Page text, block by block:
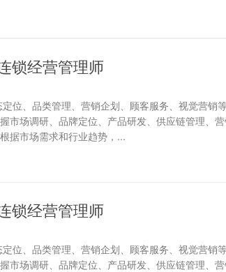
锁经营管理师
位、品类管理、营销企划、顾客服务、视觉营销
市场调研、品牌定位、产品研发、供应链管理、
据市场需求和行业趋势，...
锁经营管理师
位、品类管理、营销企划、顾客服务、视觉营销
市场调研、品牌定位、产品研发、供应链管理、